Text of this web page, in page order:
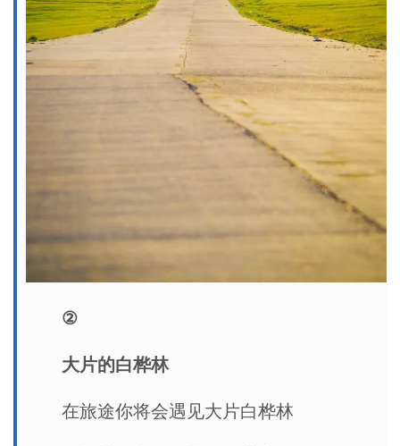
②
大片的白桦林
在旅途你将会遇见大片白桦林